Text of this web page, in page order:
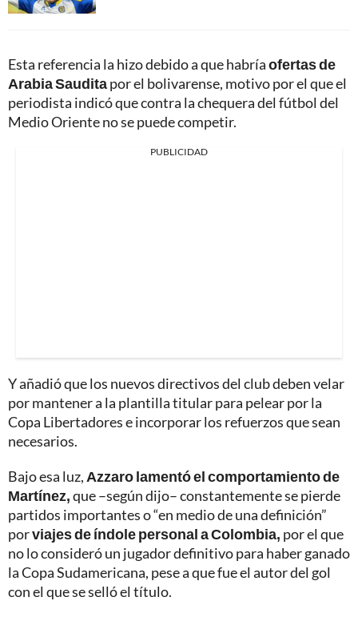
Esta referencia la hizo debido a que habríaofertas de
Arabia Sauditapor el bolivarense, motivo por el que el
periodista indicó que contra la chequera del fútbol del
Medio Oriente no se puede competir.
PUBLICIDAD
Y añadió que los nuevos directivos del club deben velar
por mantener a la plantilla titular para pelear por la
Copa Libertadores e incorporar los refuerzos que sean
necesarios.
Bajo esa luz, Azzaro lamentó el comportamiento de
Martínez,que –según dijo– constantemente se pierde
partidos importantes o “en medio de una definición”
porviajes de índole personal a Colombia, por el que
no lo consideró un jugador definitivo para haber ganado
la Copa Sudamericana, pese a que fue el autor del gol
con el que se selló el título.